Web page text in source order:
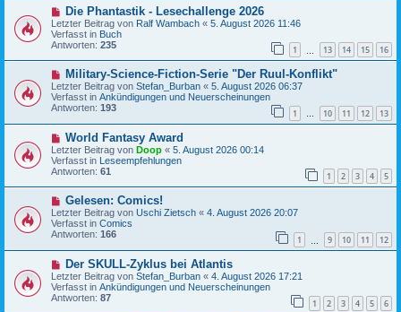
a
g
B
e
i
t
r
a
g
N
e
u
e
r
B
i
t
r
g
Die Phantastik - Lesechallenge 2026
Letzter Beitrag von Ralf Wambach « 5. August 2026 11:46
Verfasst in Buch
Antworten: 235 1 13 14 15 16
N
e
u
e
r
B
e
i
t
r
g
Military-Science-Fiction-Serie "Der Ruul-Konflikt"
Letzter Beitrag von Stefan_Burban « 5. August 2026 06:37
Verfasst in Ankündigungen und Neuerscheinungen
Antworten: 193 1 … 10 11 12 13
N
e
u
e
r
B
e
i
t
r
g
World Fantasy Award
Letzter Beitrag von Doop « 5. August 2026 00:14
Verfasst in Leseempfehlungen
Antworten: 61 1 2 3 4 5
N
e
u
e
B
i
t
r
Gelesen: Comics!
Letzter Beitrag von Uschi Zietsch « 4. August 2026 20:07
Verfasst in Comics
Antworten: 166 1 9 10 11 12
N
e
u
e
r
Der SKULL-Zyklus bei Atlantis
Letzter Beitrag von Stefan_Burban « 4. August 2026 17:21
Verfasst in Ankündigungen und Neuerscheinungen
Antworten: 87 1 2 3 4 5 6